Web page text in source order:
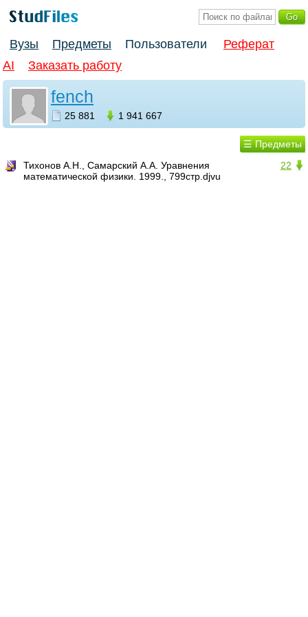
Вузы Предметы Пользователи
Реферат
AI
Заказать работу
fench
25 881 1 941 667
☰ Предметы
22
Тихонов А.Н., Самарский А.А. Уравнения
математической физики. 1999., 799стр.djvu